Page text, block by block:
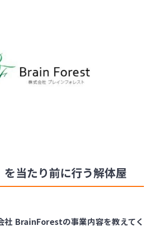
を当たり前に行う解体屋
社 BrainForestの事業内容を教えてく